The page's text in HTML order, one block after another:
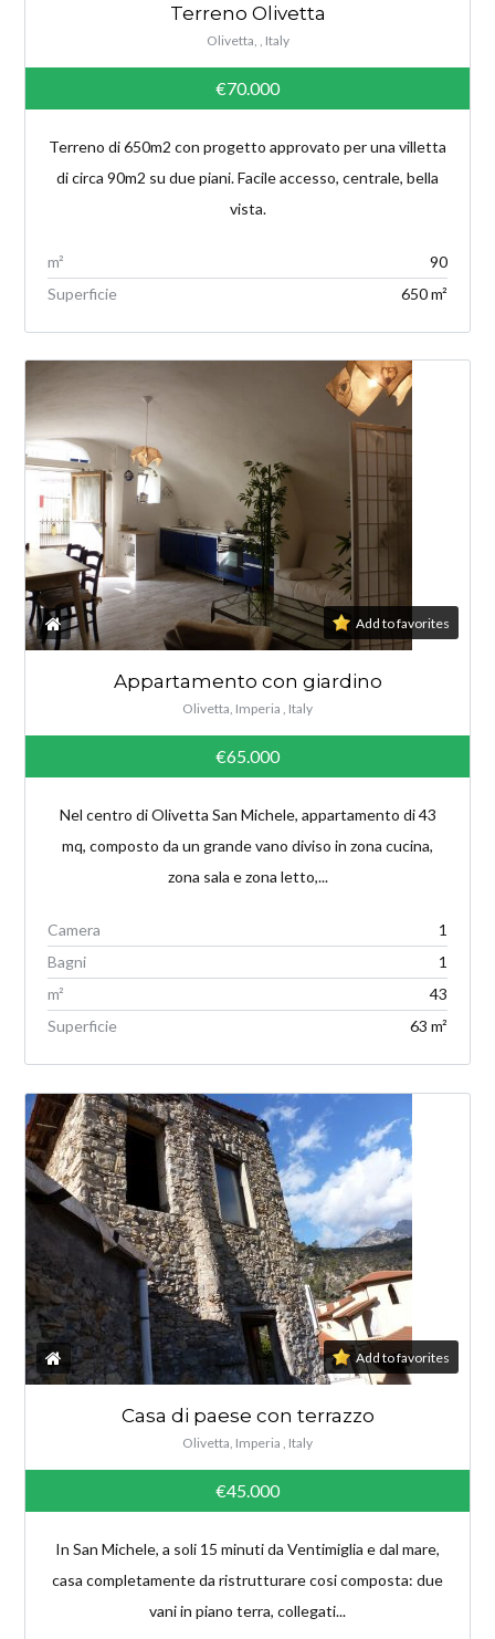
Terreno Olivetta
Olivetta, , Italy
€70.000
Terreno di 650m2 con progetto approvato per una villetta
di circa 90m2 su due piani. Facile accesso, centrale, bella
vista.
m²
90
Superficie
650 m²
Add to favorites
Appartamento con giardino
Olivetta, Imperia , Italy
€65.000
Nel centro di Olivetta San Michele, appartamento di 43
mq, composto da un grande vano diviso in zona cucina,
zona sala e zona letto,...
Camera
1
Bagni
1
m²
43
Superficie
63 m²
Add to favorites
Casa di paese con terrazzo
Olivetta, Imperia , Italy
€45.000
In San Michele, a soli 15 minuti da Ventimiglia e dal mare,
casa completamente da ristrutturare cosi composta: due
vani in piano terra, collegati...